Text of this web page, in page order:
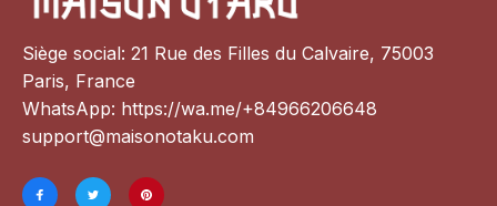
Siège social: 21 Rue des Filles du Calvaire, 75003
Paris, France
WhatsApp: https://wa.me/+84966206648
support@maisonotaku.com